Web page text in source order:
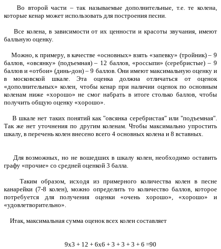
Во второй части – так называемые дополнительные, т.е. те колена,
которые кенар может использовать для построения песни.
Все колена, в зависимости от их ценности и красоты звучания, имеют
балльную оценку.
Можно, к примеру, в качестве «основных» взять «запевку» (тройник) – 9
баллов, «овсянку» (подъемная) – 12 баллов, «россыпи» (серебристые) – 9
баллов и «отбои» (динь-дон) – 9 баллов. Они имеют максимальную оценку и
в московской шкале. Эта оценка должна отличаться от оценок
«дополнительных» колен, чтобы кенар при наличии оценок по основным
коленам ниже «хорошо» не смог набрать в итоге столько баллов, чтобы
получить общую оценку «хорошо».
В шкале нет таких понятий как "овсянка серебристая" или "подъемная".
Так же нет уточнения по другим коленам. Чтобы максимально упростить
шкалу, в перечень колен внесено всего 4 основных колена и 8 вставных.
Для возможных, но не вошедших в шкалу колен, необходимо оставить
графу «прочие» со средней оценкой 3 балла.
Таким образом, исходя из примерного количества колен в песне
канарейки (7-8 колен), можно определить то количество баллов, которое
потребуется для получения оценки «очень хорошо», «хорошо» и
«удовлетворительно».
Итак, максимальная сумма оценок всех колен составляет
9х3 + 12 + 6х6 + 3 + 3 + 3 + 6 =90